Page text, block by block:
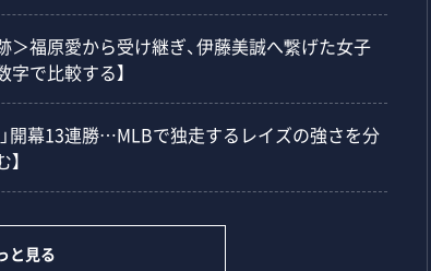
＞福原愛から受け継ぎ、伊藤美誠へ繋げた女子
字で比較する】
開幕13連勝…MLBで独走するレイズの強さを分
と見る